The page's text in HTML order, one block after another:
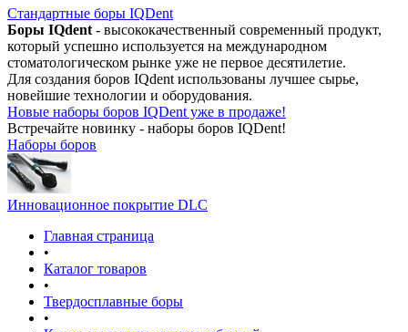
Стандартные боры IQDent
Боры IQdent - высококачественный современный продукт,
который успешно используется на международном
стоматологическом рынке уже не первое десятилетие.
Для создания боров IQdent использованы лучшее сырье,
новейшие технологии и оборудования.
Новые наборы боров IQDent уже в продаже!
Встречайте новинку - наборы боров IQDent!
Наборы боров
Инновационное покрытие DLC
Главная страница
•
Каталог товаров
•
Твердосплавные боры
•